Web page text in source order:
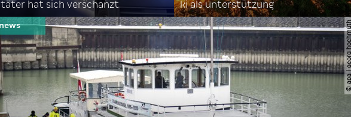
täter hat sich verschanzt
ki als unterstützung
© apa |